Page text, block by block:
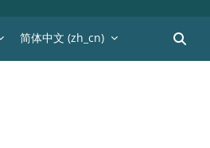
简体中文 ‎(zh_cn)‎
搜索课